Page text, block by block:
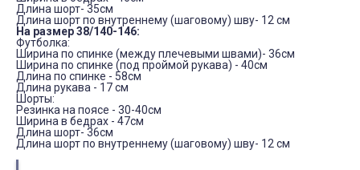
Длина шорт- 35см
Длина шорт по внутреннему (шаговому) шву- 12 см
На размер 38/140-146:
Футболка:
Ширина по спинке (между плечевыми швами)- 36см
Ширина по спинке (под проймой рукава) - 40см
Длина по спинке - 58см
Длина рукава - 17 см
Шорты:
Резинка на поясе - 30-40см
Ширина в бедрах - 47см
Длина шорт- 36см
Длина шорт по внутреннему (шаговому) шву- 12 см